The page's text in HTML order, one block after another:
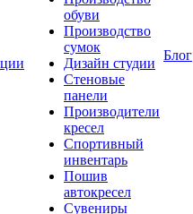
обуви
Производство
сумок
Дизайн студии
Стеновые
панели
Производители
кресел
Спортивный
инвентарь
Пошив
автокресел
Сувениры
Блог